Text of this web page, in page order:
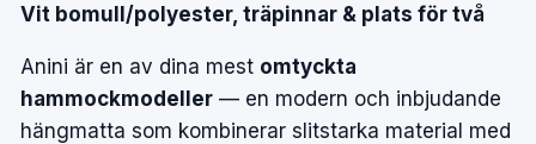
Vit bomull/polyester, träpinnar & plats för två
Anini är en av dina mest omtyckta
hammockmodeller — en modern och inbjudande
hängmatta som kombinerar slitstarka material med